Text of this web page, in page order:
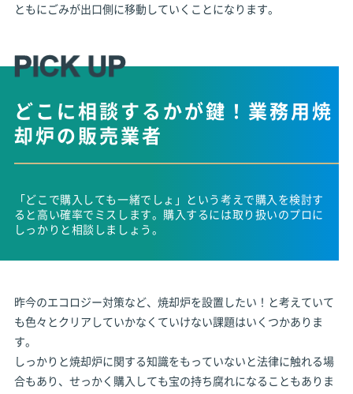
ともにごみが出口側に移動していくことになります。
どこに相談するかが鍵！ 業務用焼
却炉の販売業者
「どこで購入しても一緒でしょ」という考えで購入を検討す
ると高い確率でミスします。購入するには取り扱いのプロに
しっかりと相談しましょう。
昨今のエコロジー対策など、焼却炉を設置したい！と考えていて
も色々とクリアしていかなくていけない課題はいくつかありま
す。
しっかりと焼却炉に関する知識をもっていないと法律に触れる場
合もあり、せっかく購入しても宝の持ち腐れになることもありま